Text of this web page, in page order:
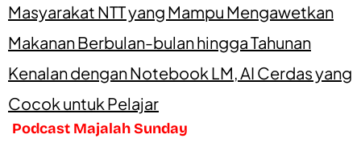
Masyarakat NTT yang Mampu Mengawetkan
Makanan Berbulan-bulan hingga Tahunan
Kenalan dengan Notebook LM, AI Cerdas yang
Cocok untuk Pelajar
Podcast Majalah Sunday